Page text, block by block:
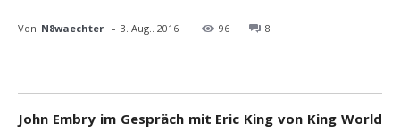
Von N8waechter - 3. Aug.. 2016 96 8
John Embry im Gespräch mit Eric King von King World